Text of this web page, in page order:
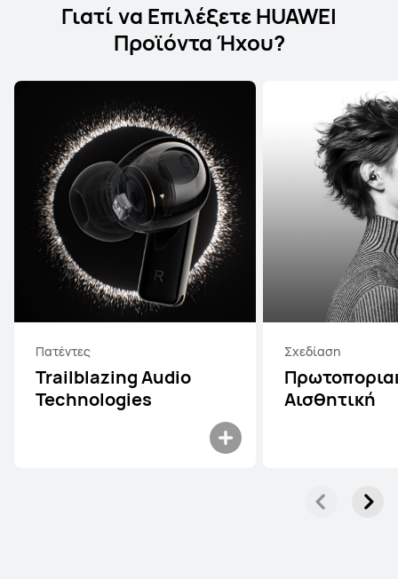
Γιατί να Επιλέξετε HUAWEI
Προϊόντα Ήχου?
Πατέντες
Trailblazing Audio
Technologies
Σχεδίαση
Αισθητική